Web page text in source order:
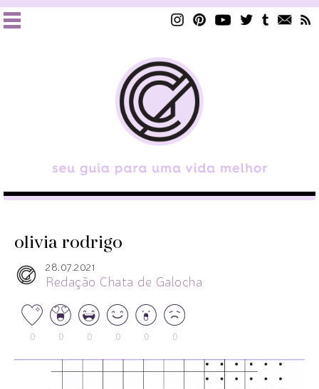
olivia rodrigo
28.07.2021
Redação Chata de Galocha
0 0 0 0 0 0
Tocador